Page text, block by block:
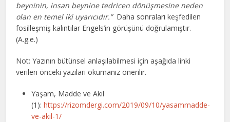
beyninin, insan beynine tedricen dönüşmesine neden
olan en temel iki uyarıcıdır.”Daha sonraları keşfedilen
fosilleşmiş kalıntılar Engels’in görüşünü doğrulamıştır.
(A.g.e.)
Not: Yazının bütünsel anlaşılabilmesi için aşağıda linki
verilen önceki yazıları okumanız önerilir.
Yaşam, Madde ve Akıl
(1):https://rizomdergi.com/2019/09/10/yasammadde-
ve-akil-1/